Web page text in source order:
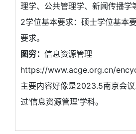
理学、公共管理学、新闻传播学
2学位基本要求：硕士学位基本
要求。
图穷： 信息资源管理
https://www.acge.org.cn/
主要内容好像是2023.5南京会
过‘信息资源管理’学科。